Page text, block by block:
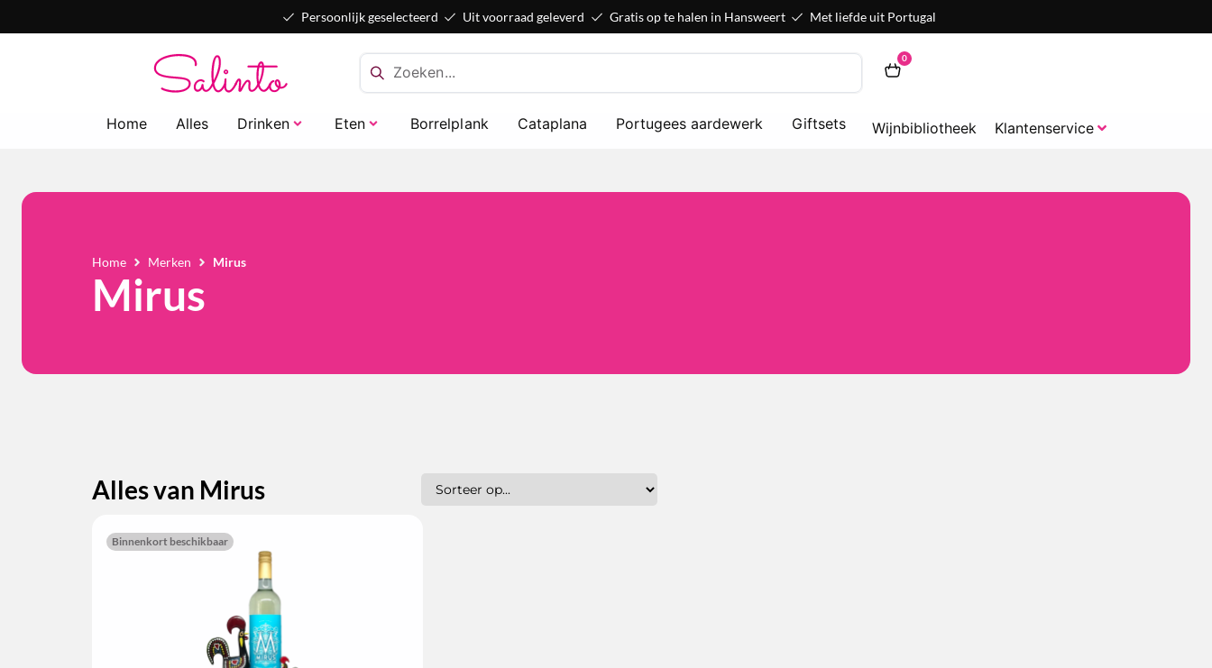
Persoonlijk geselecteerd Uit voorraad geleverd Gratis op te halen in Hansweert Met liefde uit Portugal
0
Home Alles Drinken Eten Borrelplank Cataplana Portugees aardewerk Giftsets Wijnbibliotheek Klantenservice
Home Merken Mirus
Mirus
Alles van Mirus
Binnenkort beschikbaar